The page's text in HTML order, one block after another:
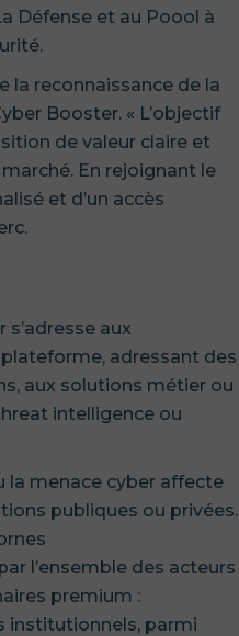
Défense et au Poool à
la reconnaissance de la
Booster. « L’objectif
de valeur claire et
En rejoignant le
et d’un accès
aux
adressant des
aux solutions métier ou
intelligence ou
la menace cyber affecte
publiques ou privées.
l’ensemble des acteurs
premium :
institutionnels, parmi